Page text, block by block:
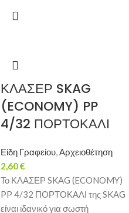
ΚΛΑΣΕΡ SKAG
(ECONOMY) PP
4/32 ΠΟΡΤΟΚΑΛΙ
Είδη Γραφείου,Αρχειοθέτηση
2,60€
Το ΚΛΑΣΕΡ SKAG (ECONOMY)
PP 4/32 ΠΟΡΤΟΚΑΛΙ της SKAG
είναι ιδανικό για σωστή